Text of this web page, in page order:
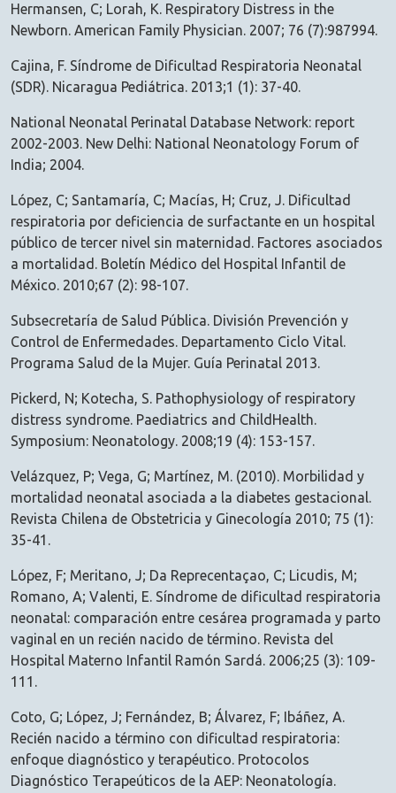
Hermansen, C; Lorah, K. Respiratory Distress in the
Newborn. American Family Physician. 2007; 76 (7):987994.
Cajina, F. Síndrome de Dificultad Respiratoria Neonatal
(SDR). Nicaragua Pediátrica. 2013;1 (1): 37-40.
National Neonatal Perinatal Database Network: report
2002-2003. New Delhi: National Neonatology Forum of
India; 2004.
López, C; Santamaría, C; Macías, H; Cruz, J. Dificultad
respiratoria por deficiencia de surfactante en un hospital
público de tercer nivel sin maternidad. Factores asociados
a mortalidad. Boletín Médico del Hospital Infantil de
México. 2010;67 (2): 98-107.
Subsecretaría de Salud Pública. División Prevención y
Control de Enfermedades. Departamento Ciclo Vital.
Programa Salud de la Mujer. Guía Perinatal 2013.
Pickerd, N; Kotecha, S. Pathophysiology of respiratory
distress syndrome. Paediatrics and ChildHealth.
Symposium: Neonatology. 2008;19 (4): 153-157.
Velázquez, P; Vega, G; Martínez, M. (2010). Morbilidad y
mortalidad neonatal asociada a la diabetes gestacional.
Revista Chilena de Obstetricia y Ginecología 2010; 75 (1):
35-41.
López, F; Meritano, J; Da Reprecentaçao, C; Licudis, M;
Romano, A; Valenti, E. Síndrome de dificultad respiratoria
neonatal: comparación entre cesárea programada y parto
vaginal en un recién nacido de término. Revista del
Hospital Materno Infantil Ramón Sardá. 2006;25 (3): 109-
111.
Coto, G; López, J; Fernández, B; Álvarez, F; Ibáñez, A.
Recién nacido a término con dificultad respiratoria:
enfoque diagnóstico y terapéutico. Protocolos
Diagnóstico Terapeúticos de la AEP: Neonatología.